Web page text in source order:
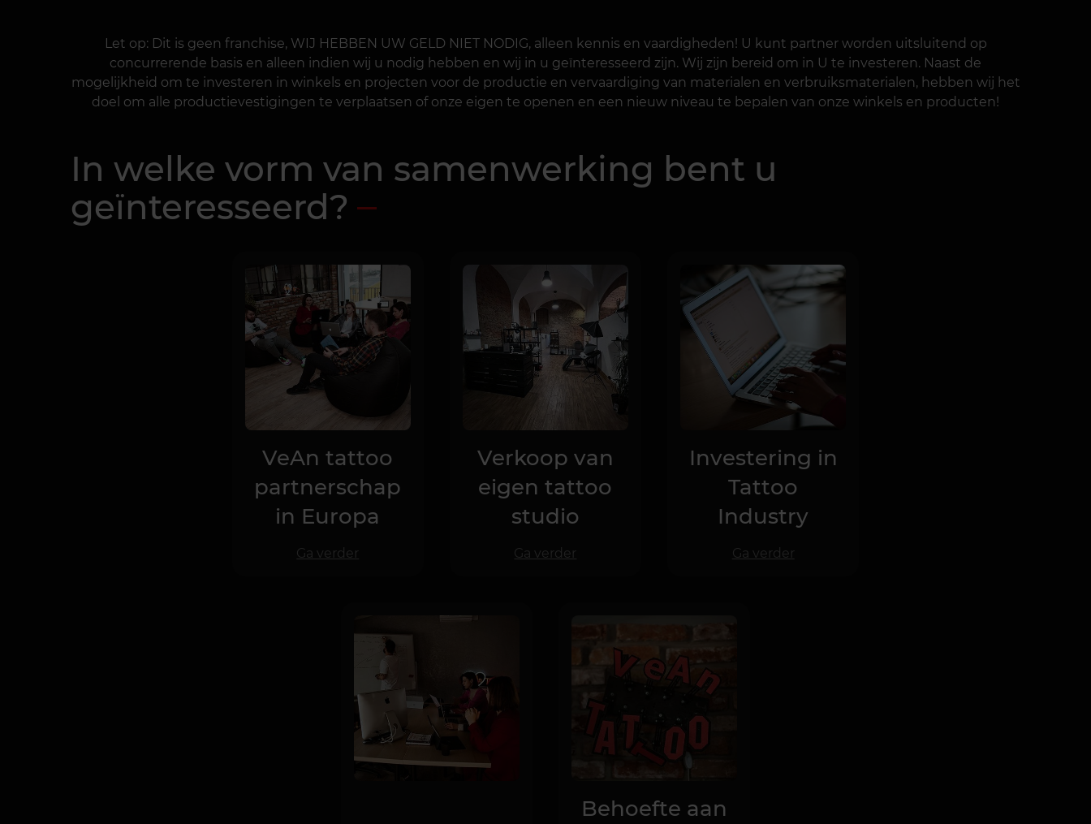
Let op: Dit is geen franchise, WIJ HEBBEN UW GELD NIET NODIG, alleen kennis en vaardigheden! U kunt partner worden uitsluitend op
concurrerende basis en alleen indien wij u nodig hebben en wij in u geïnteresseerd zijn. Wij zijn bereid om in U te investeren. Naast de
mogelijkheid om te investeren in winkels en projecten voor de productie en vervaardiging van materialen en verbruiksmaterialen, hebben wij het
doel om alle productievestigingen te verplaatsen of onze eigen te openen en een nieuw niveau te bepalen van onze winkels en producten!
In welke vorm van samenwerking bent u
geïnteresseerd?
VeAn tattoo
partnerschap
in Europa
Ga verder
Verkoop van
eigen tattoo
studio
Ga verder
Investering in
Tattoo
Industry
Ga verder
Behoefte aan